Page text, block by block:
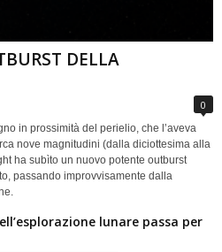
DELLA
0
in prossimità del perielio, che l’aveva
nove magnitudini (dalla diciottesima alla
ha subìto un nuovo potente outburst
passando improvvisamente dalla
lunare passa per